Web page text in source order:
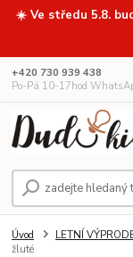
☀️ Ve středu 5.8.
+420 730 939 438
Po-Pá 10-17hod
Úvod LETNÍ
žluté